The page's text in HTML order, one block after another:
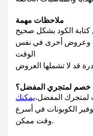
ملاحظات مهمة
كتابة الكود بشكل صحيح
وعروض أخرى في نفس
الوقت
قد لا تشملها العروض
خصم لمتجري المفضل؟
لمتجرك المفضل،يمكنك
الكوبونات في أسرع
وقت ممكن.